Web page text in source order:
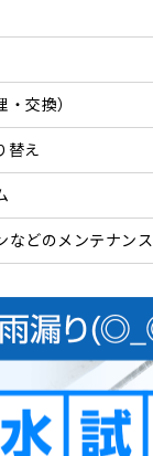
交換）
替え
などのメンテナンス